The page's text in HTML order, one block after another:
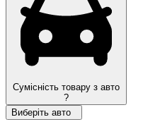
Сумісність товару з авто
?
Виберіть авто